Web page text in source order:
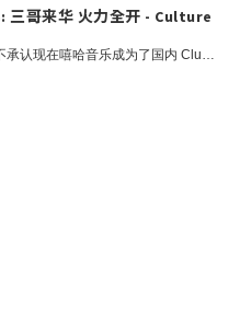
三哥来华 火力全开 - Culture
2023-06-29 ... 你不得不承认现在嘻哈音乐成为了国内 Club 的主流，说唱凭借着综艺的成功操作，从地下来到地上，成为了流行文化里的主流。然而在十年前，那会儿 Club 里最火的音乐毫无疑问是电音 EDM，你也许没见过当年电音节在国内最井喷的时期，但凡见过并真真正正去到现场一起 rave 的乐迷们，应该都还对那种震撼历历在目。 在经历了三年国际演出较为明显的缺口期之后，我们最近看到有越来越多的海外音乐人来到国内，开启中国巡演，这其中就包括我们今天主角—DJ R3HAB。